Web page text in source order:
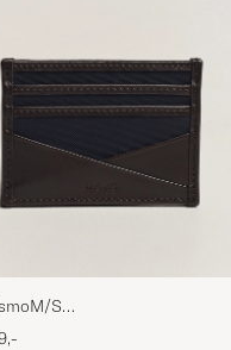
S
Dark Brown